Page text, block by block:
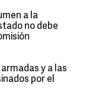
a la
no debe
y a las
por el